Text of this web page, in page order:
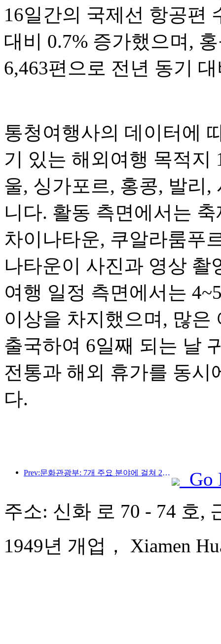
16일간의 국제선 항공편
대비 0.7% 증가했으며,
6,463편으로 전년 동기
통청여행사의 데이터에
기 있는 해외여행 목적지
울, 싱가포르, 홍콩, 발리
니다. 활동 측면에서는
차이나타운, 쿠알라룸푸
나타운이 사진과 영상
여행 일정 측면에서는
이상을 차지했으며, 많은
출국하여 6일째 되는 날
전통과 해외 휴가를 동시
다.
Prev:문화관광부: 7개 주요 분야에 걸쳐 22개의 테마 활동을 시작합니다
Go
주소: 신화 로 70 - 74 호,
1949년 개업， Xiamen